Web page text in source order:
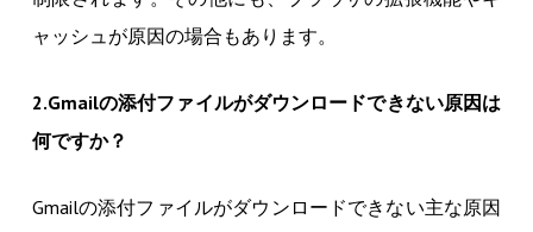
ャッシュが原因の場合もあります。
2.Gmailの添付ファイルがダウンロードできない原因は
何ですか？
Gmailの添付ファイルがダウンロードできない主な原因